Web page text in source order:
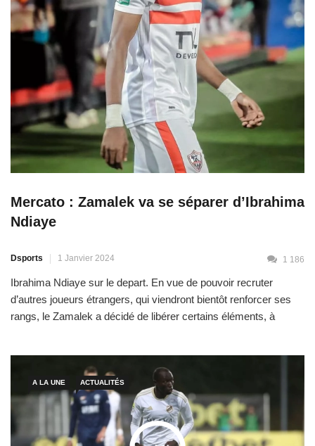
Mercato : Zamalek va se séparer d’Ibrahima
Ndiaye
Dsports 1 Janvier 2024 1 186
Ibrahima Ndiaye sur le depart. En vue de pouvoir recruter
d’autres joueurs étrangers, qui viendront bientôt renforcer ses
rangs, le Zamalek a décidé de libérer certains éléments, à
proches de la formation cairote. Arrivé lors
A LA UNE ACTUALITÉS